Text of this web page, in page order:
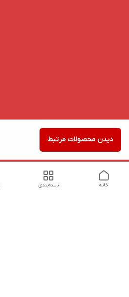
دیدن محصولات مرتبط
دسته‌بندی خانه